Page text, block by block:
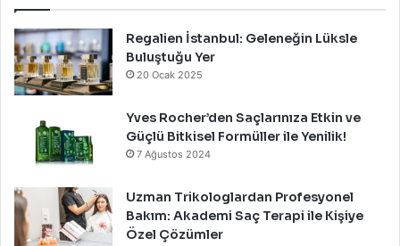
Kutladı!
Regalien İstanbul: Geleneğin Lüksle
Buluştuğu Yer
20 Ocak 2025
Yves Rocher’den Saçlarınıza Etkin ve
Güçlü Bitkisel Formüller ile Yenilik!
7 Ağustos 2024
Uzman Trikologlardan Profesyonel
Bakım: Akademi Saç Terapi ile Kişiye
Özel Çözümler